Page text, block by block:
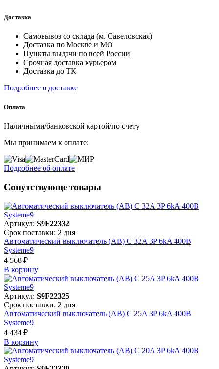
Доставка
Самовывоз со склада (м. Савеловская)
Доставка по Москве и МО
Пункты выдачи по всей России
Срочная доставка курьером
Доставка до ТК
Подробнее о доставке
Оплата
Наличными/банковской картой/по счету
Мы принимаем к оплате:
Подробнее об оплате
Сопутствующе товары
Артикул: S9F22332
Срок поставки: 2 дня
Автоматический выключатель (АВ) C 32A 3P 6kA 400В
Systeme9
4 568 ₽
В корзинy
Артикул: S9F22325
Срок поставки: 2 дня
Автоматический выключатель (АВ) C 25A 3P 6kA 400В
Systeme9
4 434 ₽
В корзинy